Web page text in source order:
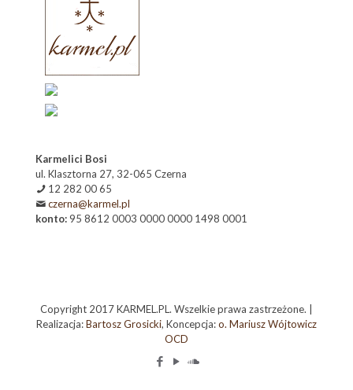
Karmelici Bosi
ul. Klasztorna 27, 32-065 Czerna
12 282 00 65
czerna@karmel.pl
konto: 95 8612 0003 0000 0000 1498 0001
Copyright 2017 KARMEL.PL. Wszelkie prawa zastrzeżone. |
Realizacja:Bartosz Grosicki, Koncepcja:o. Mariusz Wójtowicz
OCD